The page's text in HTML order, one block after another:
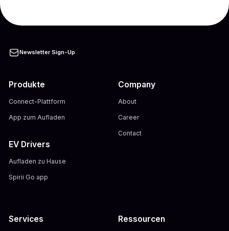
Newsletter Sign-Up
Produkte
Connect-Plattform
App zum Aufladen
EV Drivers
Aufladen zu Hause
Spirii Go app
Company
About
Career
Contact
Services Ressourcen